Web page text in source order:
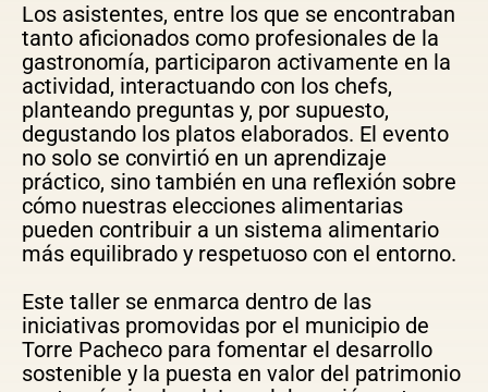
Los asistentes, entre los que se encontraban
tanto aficionados como profesionales de la
gastronomía, participaron activamente en la
actividad, interactuando con los chefs,
planteando preguntas y, por supuesto,
degustando los platos elaborados. El evento
no solo se convirtió en un aprendizaje
práctico, sino también en una reflexión sobre
cómo nuestras elecciones alimentarias
pueden contribuir a un sistema alimentario
más equilibrado y respetuoso con el entorno.
Este taller se enmarca dentro de las
iniciativas promovidas por el municipio de
Torre Pacheco para fomentar el desarrollo
sostenible y la puesta en valor del patrimonio